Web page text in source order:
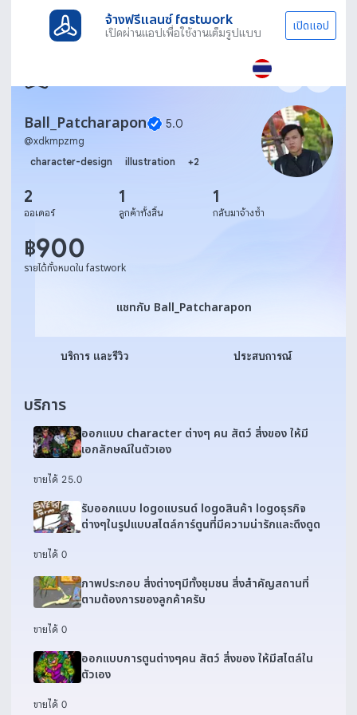
จ้างฟรีแลนซ์ fastwork
เปิดผ่านแอปเพื่อใช้งานเต็มรูปแบบ เปิดแอป
Ball_Patcharapon 5.0
@xdkmpzmg
character-design
illustration +2
2
ออเดอร์
1
ลูกค้าทั้งสิ้น
1
กลับมาจ้างซ้ำ
฿900
รายได้ทั้งหมดใน fastwork
แชทกับ Ball_Patcharapon
แชทกับ Ball_Patcharapon
บริการ และรีวิว ประสบการณ์
บริการ
ออกแบบ character ต่างๆ คน สัตว์ สิ่งของ ให้มี
เอกลักษณ์ในตัวเอง
ขายได้ 25.0
รับออกแบบ logoแบรนด์ logoสินค้า logoธุรกิจ
ต่างๆในรูปแบบสไตล์การ์ตูนที่มีความน่ารักและดึงดูด
ขายได้ 0
ภาพประกอบ สิ่งต่างๆมีทั้งชุมชน สิ่งสำคัญสถานที่
ตามต้องการของลูกค้าครับ
ขายได้ 0
ออกแบบการตูนต่างๆคน สัตว์ สิ่งของ ให้มีสไตล์ใน
ตัวเอง
ขายได้ 0